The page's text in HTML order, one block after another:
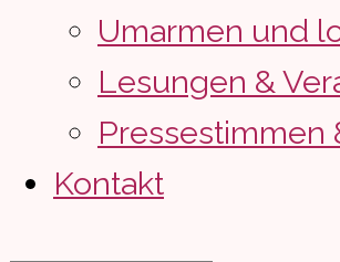
Umarmen und
Lesungen &
Pressestimmen
Kontakt